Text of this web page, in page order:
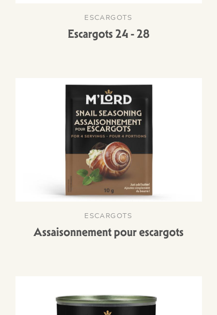
ESCARGOTS
Escargots 24 - 28
ESCARGOTS
Assaisonnement pour escargots